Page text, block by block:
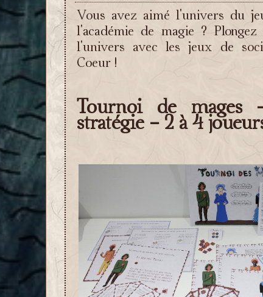
Vous avez aimé l'univers du
l'académie de magie ? Plongez
l'univers avec les jeux de
Coeur !
Tournoi de
stratégie - 2 à 4